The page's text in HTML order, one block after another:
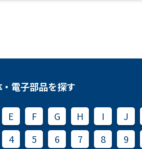
電子部品を探す
E F G H I J
4 5 6 7 8 9